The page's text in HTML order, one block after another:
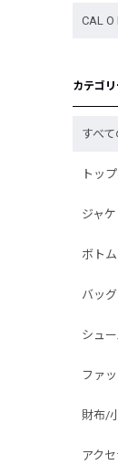
CAL O
カテゴリ
すべ
トッ
ジャ
ボトム
バッグ
シュ
ファ
財布/
アク